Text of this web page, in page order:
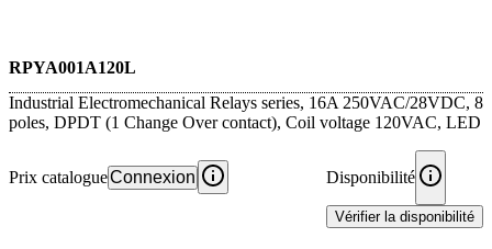
RPYA001A120L
Industrial Electromechanical Relays series, 16A 250VAC/28VDC, 8
poles, DPDT (1 Change Over contact), Coil voltage 120VAC, LED
Prix catalogueConnexion Disponibilité
Vérifier la disponibilité